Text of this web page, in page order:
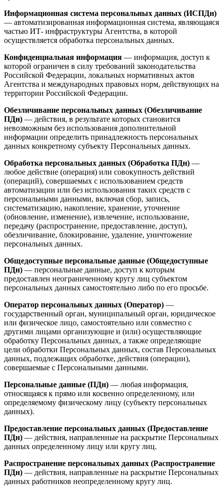
Информационная система персональных данных (ИСПДн)
— автоматизированная информационная система, являющаяся
частью ИТ- инфраструктуры Агентства, в которой
осуществляется обработка персональных данных.
Конфиденциальная информация — информация, доступ к
которой ограничен в силу требований законодательства
Российской Федерации, локальных нормативных актов
Агентства и международных правовых норм, действующих на
территории Российской Федерации.
Обезличивание персональных данных (Обезличивание
ПДн) — действия, в результате которых становится
невозможным без использования дополнительной
информации определить принадлежность персональных
данных конкретному субъекту Персональных данных.
Обработка персональных данных (Обработка ПДн) —
любое действие (операция) или совокупность действий
(операций), совершаемых с использованием средств
автоматизации или без использования таких средств с
персональными данными, включая сбор, запись,
систематизацию, накопление, хранение, уточнение
(обновление, изменение), извлечение, использование,
передачу (распространение, предоставление, доступ),
обезличивание, блокирование, удаление, уничтожение
персональных данных.
Общедоступные персональные данные (Общедоступные
ПДн) — персональные данные, доступ к которым
предоставлен неограниченному кругу лиц субъектом
персональных данных самостоятельно либо по его просьбе.
Оператор персональных данных (Оператор) —
государственный орган, муниципальный орган, юридическое
или физическое лицо, самостоятельно или совместно с
другими лицами организующие и (или) осуществляющие
обработку Персональных данных, а также определяющие
цели обработки Персональных данных, состав Персональных
данных, подлежащих обработке, действия (операции),
совершаемые с Персональными данными.
Персональные данные (ПДн) — любая информация,
относящаяся к прямо или косвенно определенному, или
определяемому физическому лицу (субъекту персональных
данных).
Предоставление персональных данных (Предоставление
ПДн) — действия, направленные на раскрытие Персональных
данных определенному лицу или кругу лиц.
Распространение персональных данных (Распространение
ПДн) — действия, направленные на раскрытие Персональных
данных работников неопределенному кругу лиц.